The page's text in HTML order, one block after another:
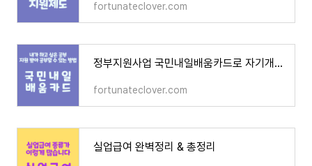
fortunateclover.com
정부지원사업 국민내일배움카드로 자기개발 시작해보세요
fortunateclover.com
실업급여 완벽정리 & 총정리